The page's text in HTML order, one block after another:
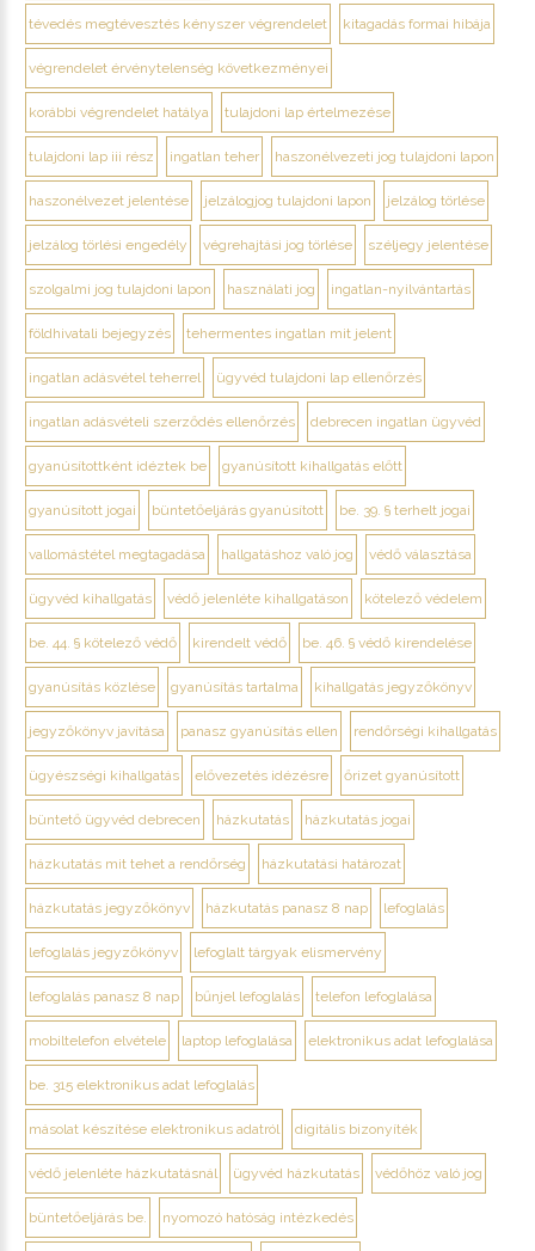
tévedés megtévesztés kényszer végrendelet kitagadás formai hibája
végrendelet érvénytelenség következményei
korábbi végrendelet hatálya tulajdoni lap értelmezése
tulajdoni lap iii rész ingatlan teher haszonélvezeti jog tulajdoni lapon
haszonélvezet jelentése jelzálogjog tulajdoni lapon jelzálog törlése
jelzálog törlési engedély végrehajtási jog törlése széljegy jelentése
szolgalmi jog tulajdoni lapon használati jog ingatlan-nyilvántartás
földhivatali bejegyzés tehermentes ingatlan mit jelent
ingatlan adásvétel teherrel ügyvéd tulajdoni lap ellenőrzés
ingatlan adásvételi szerződés ellenőrzés debrecen ingatlan ügyvéd
gyanúsítottként idéztek be gyanúsított kihallgatás előtt
gyanúsított jogai büntetőeljárás gyanúsított be. 39. § terhelt jogai
vallomástétel megtagadása hallgatáshoz való jog védő választása
ügyvéd kihallgatás védő jelenléte kihallgatáson kötelező védelem
be. 44. § kötelező védő kirendelt védő be. 46. § védő kirendelése
gyanúsítás közlése gyanúsítás tartalma kihallgatás jegyzőkönyv
jegyzőkönyv javítása panasz gyanúsítás ellen rendőrségi kihallgatás
ügyészségi kihallgatás elővezetés idézésre őrizet gyanúsított
büntető ügyvéd debrecen házkutatás házkutatás jogai
házkutatás mit tehet a rendőrség házkutatási határozat
házkutatás jegyzőkönyv házkutatás panasz 8 nap lefoglalás
lefoglalás jegyzőkönyv lefoglalt tárgyak elismervény
lefoglalás panasz 8 nap bűnjel lefoglalás telefon lefoglalása
mobiltelefon elvétele laptop lefoglalása elektronikus adat lefoglalása
be. 315 elektronikus adat lefoglalás
másolat készítése elektronikus adatról digitális bizonyíték
védő jelenléte házkutatásnál ügyvéd házkutatás védőhöz való jog
büntetőeljárás be. nyomozó hatóság intézkedés